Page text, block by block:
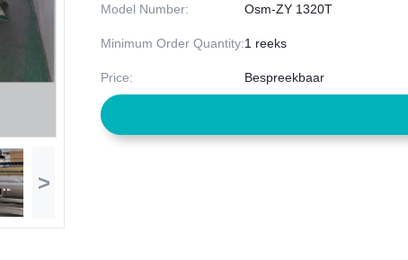
>
Model Number: Osm-ZY 1320T
Minimum Order Quantity:1 reeks
Price: Bespreekbaar